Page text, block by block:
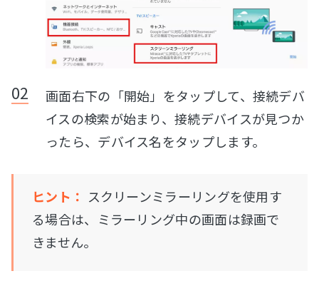
画面右下の「開始」をタップして、接続デバ
イスの検索が始まり、接続デバイスが見つか
ったら、デバイス名をタップします。
ヒント： スクリーンミラーリングを使用す
る場合は、ミラーリング中の画面は録画で
きません。